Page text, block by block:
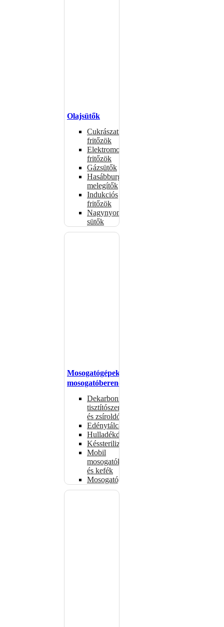
Olajsütők
Cukrászati
fritőzök
Elektromos
fritőzök
Gázsütők
Hasábburgonya
melegítők
Indukciós
fritőzök
Nagynyomású
sütők
Mosogatógépek,
mosogatóberendezések
Dekarbonizáló
tisztítószerek
és zsíroldók
Edénytálcák
Hulladékdarálók
Késsterilizátorok
Mobil
mosogatók
és kefék
Mosogatógépkosarak